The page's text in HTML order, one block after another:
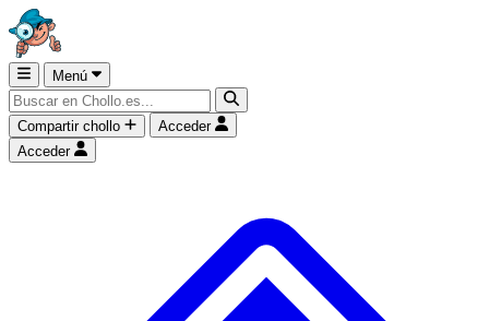
Menú
Compartir chollo
Acceder
Acceder